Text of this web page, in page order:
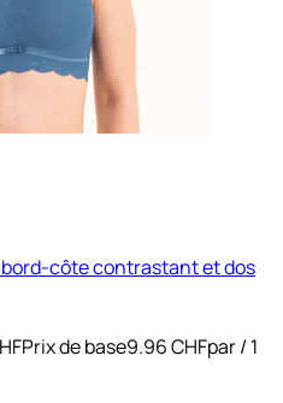
côte contrastant et dos
Prix de base9.96 CHFpar/ 1